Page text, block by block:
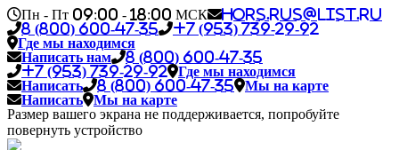
Пн - Пт 09:00 - 18:00 МСК
hors.rus@list.ru
8 (800) 600-47-35
+7 (953) 739-29-92
Где мы находимся
Написать нам
8 (800) 600-47-35
+7 (953) 739-29-92
Где мы находимся
Написать
8 (800) 600-47-35
Мы на карте
Написать
Мы на карте
Размер вашего экрана не поддерживается, попробуйте
повернуть устройство